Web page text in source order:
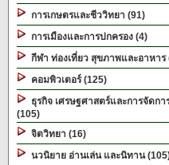
การเกษตรและชีววิทยา (91)
การเมืองและการปกครอง (4)
กีฬา ท่องเที่ยว สุขภาพและอาหาร
คอมพิวเตอร์ (125)
ธุรกิจ เศรษฐศาสตร์และการจัดกา
(105)
จิตวิทยา (16)
นวนิยาย อ่านเล่น และนิทาน